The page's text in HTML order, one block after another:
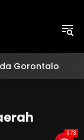
Gorontalo
373